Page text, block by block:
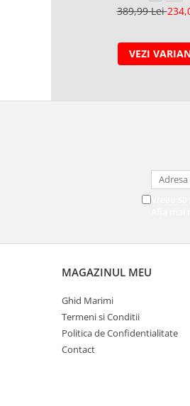
389,99 Lei
VEZI
Vreau
MAGAZINUL MEU
Ghid Marimi
Termeni si Conditii
Politica de Confidentialitate
Contact